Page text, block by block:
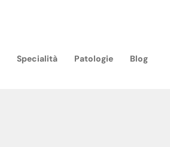
Specialità Patologie Blog